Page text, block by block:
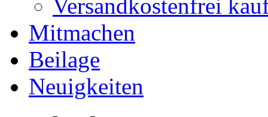
Versandkostenfrei
Mitmachen
Beilage
Neuigkeiten